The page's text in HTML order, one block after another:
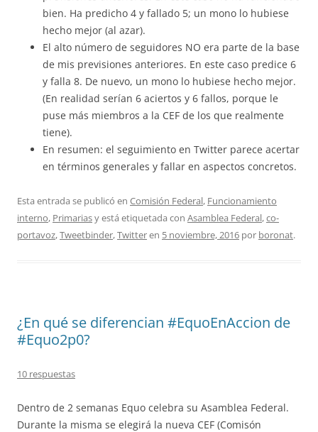
bien. Ha predicho 4 y fallado 5; un mono lo hubiese
hecho mejor (al azar).
El alto número de seguidores NO era parte de la base
de mis previsiones anteriores. En este caso predice 6
y falla 8. De nuevo, un mono lo hubiese hecho mejor.
(En realidad serían 6 aciertos y 6 fallos, porque le
puse más miembros a la CEF de los que realmente
tiene).
En resumen: el seguimiento en Twitter parece acertar
en términos generales y fallar en aspectos concretos.
Esta entrada se publicó en Comisión Federal, Funcionamiento
interno, Primariasy está etiquetada con Asamblea Federal,co-
portavoz,Tweetbinder,Twitteren 5 noviembre, 2016 por boronat.
¿En qué se diferencian #EquoEnAccion de
#Equo2p0?
10 respuestas
Dentro de 2 semanas Equo celebra su Asamblea Federal.
Durante la misma se elegirá la nueva CEF (Comisón